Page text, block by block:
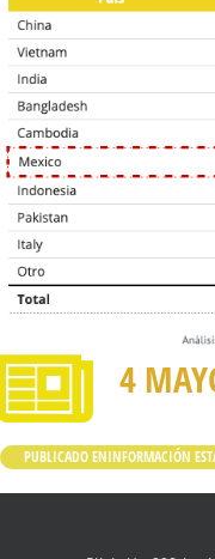
4
PUBLICADO ENINFORMACIÓN